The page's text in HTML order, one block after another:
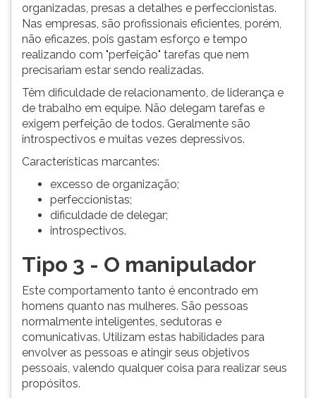
organizadas, presas a detalhes e perfeccionistas.
Nas empresas, são profissionais eficientes, porém,
não eficazes, pois gastam esforço e tempo
realizando com "perfeição" tarefas que nem
precisariam estar sendo realizadas.
Têm dificuldade de relacionamento, de liderança e
de trabalho em equipe. Não delegam tarefas e
exigem perfeição de todos. Geralmente são
introspectivos e muitas vezes depressivos.
Características marcantes:
excesso de organização;
perfeccionistas;
dificuldade de delegar;
introspectivos.
Tipo 3 - O manipulador
Este comportamento tanto é encontrado em
homens quanto nas mulheres. São pessoas
normalmente inteligentes, sedutoras e
comunicativas. Utilizam estas habilidades para
envolver as pessoas e atingir seus objetivos
pessoais, valendo qualquer coisa para realizar seus
propósitos.